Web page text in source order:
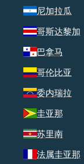
尼加拉瓜
哥斯达黎加
巴拿马
哥伦比亚
委内瑞拉
圭亚那
苏里南
法属圭亚那